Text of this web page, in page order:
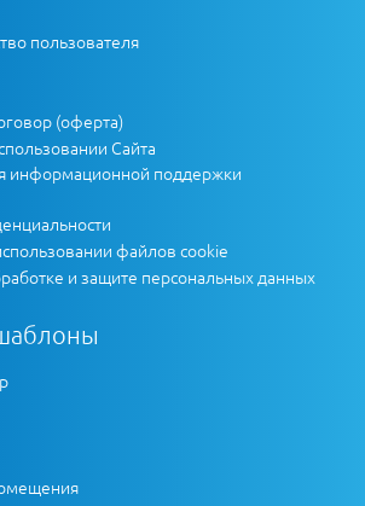
пользователя
(оферта)
Сайта
информационной поддержки
файлов cookie
и защите персональных данных